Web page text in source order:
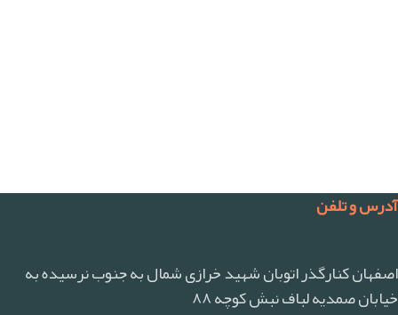
آدرس و تلفن
اصفهان کنارگذر اتوبان شهید خرازی شمال به جنوب نرسیده به
خیابان صمدیه لباف نبش کوچه ۸۸